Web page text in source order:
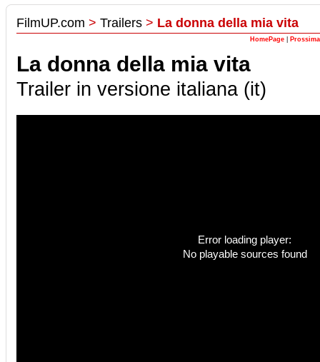
FilmUP.com > Trailers > La donna della mia vita
HomePage
La donna della mia vita
Trailer in versione italiana (it)
Error loading player:
No playable sources found